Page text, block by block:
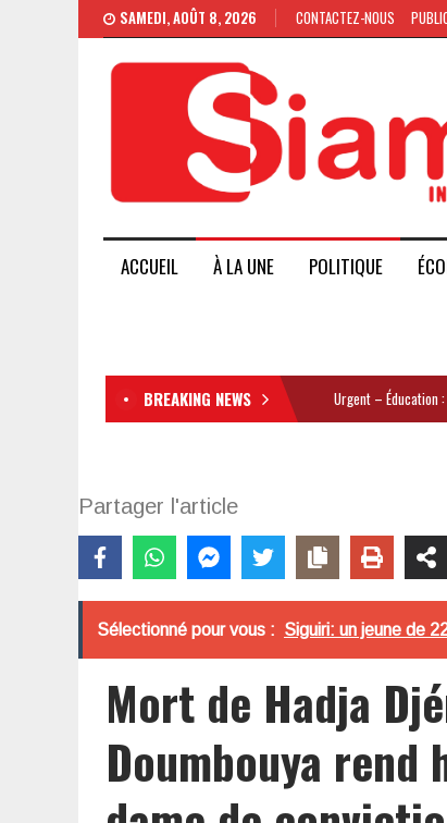
SAMEDI, AOÛT 8, 2026 CONTACTEZ-NOUS
ACCUEIL À LA UNE POLITIQUE
BREAKING NEWS Urgent – Éducation
Partager l'article
Sélectionné pour vous : Siguiri: un jeune de
Mort de Hadja
Doumbouya rend